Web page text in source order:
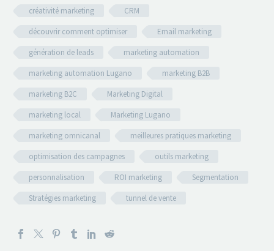
créativité marketing
CRM
découvrir comment optimiser
Email marketing
génération de leads
marketing automation
marketing automation Lugano
marketing B2B
marketing B2C
Marketing Digital
marketing local
Marketing Lugano
marketing omnicanal
meilleures pratiques marketing
optimisation des campagnes
outils marketing
personnalisation
ROI marketing
Segmentation
Stratégies marketing
tunnel de vente